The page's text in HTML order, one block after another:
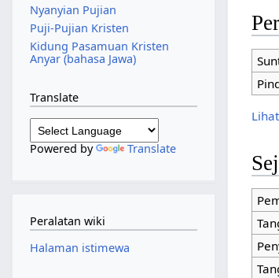
Nyanyian Pujian
Puji-Pujian Kristen
Kidung Pasamuan Kristen
Anyar (bahasa Jawa)
Translate
Powered by Translate
Peralatan wiki
Halaman istimewa